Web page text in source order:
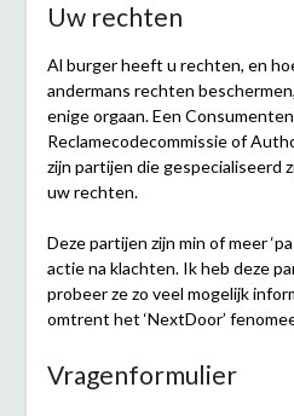
Uw rechten
Al burger heeft u rechten, en
andermans rechten
enige orgaan. Een
Reclamecodecommissie of
zijn partijen die gespecialiseerd
uw rechten.
Deze partijen zijn min of meer
actie na klachten. Ik heb deze
probeer ze zo veel mogelijk
omtrent het ‘NextDoor’
Vragenformulier